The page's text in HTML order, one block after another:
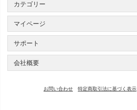
カテゴリー
マイページ
サポート
会社概要
お問い合わせ 特定商取引法に基づく表示